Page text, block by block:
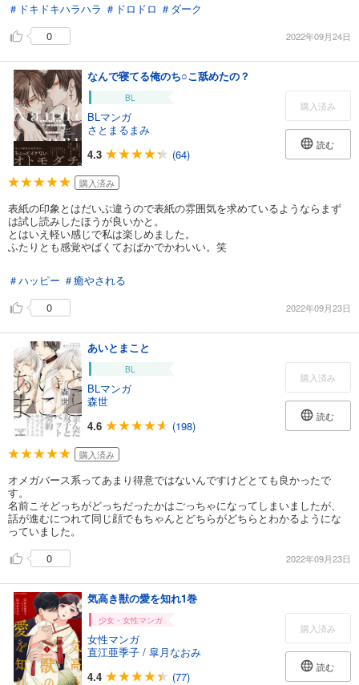
＃ドキドキハラハラ ＃ドロドロ ＃ダーク
0
2022年09月24日
なんで寝てる俺のち○こ舐めたの？
BL
BLマンガ
さとまるまみ
4.3
(64)
購入済み
読む
購入済み
表紙の印象とはだいぶ違うので表紙の雰囲気を求めているようならまず
は試し読みしたほうが良いかと。
とはいえ軽い感じで私は楽しめました。
ふたりとも感覚やばくておばかでかわいい。笑
＃ハッピー ＃癒やされる
0
2022年09月23日
あいとまこと
BL
BLマンガ
森世
4.6
(198)
購入済み
読む
購入済み
オメガバース系ってあまり得意ではないんですけどとても良かったで
す。
名前こそどっちがどっちだったかはごっちゃになってしまいましたが、
話が進むにつれて同じ顔でもちゃんとどちらがどちらとわかるようにな
っていました。
0
2022年09月23日
気高き獣の愛を知れ1巻
少女・女性マンガ
女性マンガ
直江亜季子 / 皐月なおみ
4.4
(77)
購入済み
読む